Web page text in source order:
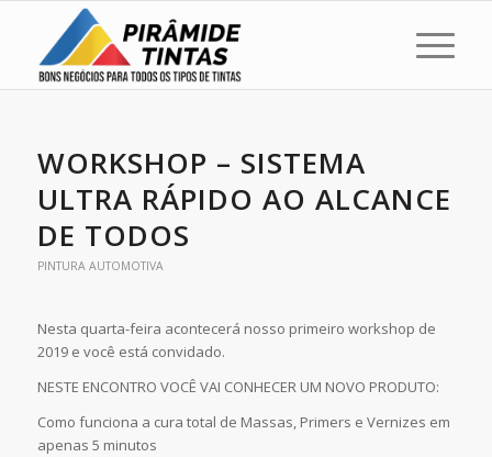
WORKSHOP – SISTEMA
ULTRA RÁPIDO AO ALCANCE
DE TODOS
PINTURA AUTOMOTIVA
Nesta quarta-feira acontecerá nosso primeiro workshop de
2019 e você está convidado.
NESTE ENCONTRO VOCÊ VAI CONHECER UM NOVO PRODUTO:
Como funciona a cura total de Massas, Primers e Vernizes em
apenas 5 minutos